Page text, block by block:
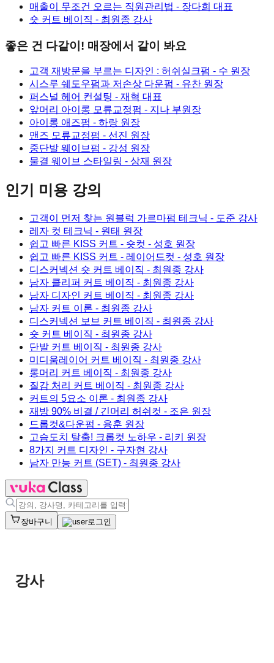
매출이 무조건 오르는 직원관리법 - 장다희 대표
숏 커트 베이직 - 최원종 강사
좋은 건 다같이! 매장에서 같이 봐요
고객 재방문을 부르는 디자인 : 허쉬실크펌 - 수 원장
시스루 쉐도우펌과 저손상 다운펌 - 유찬 원장
퍼스널 헤어 컨설팅 - 재혁 대표
앞머리 아이롱 모류교정펌 - 지나 부원장
아이롱 애즈펌 - 하랑 원장
맨즈 모류교정펌 - 선진 원장
중단발 웨이브펌 - 강성 원장
물결 웨이브 스타일링 - 상재 원장
인기 미용 강의
고객이 먼저 찾는 원블럭 가르마펌 테크닉 - 도준 강사
레자 컷 테크닉 - 원태 원장
쉽고 빠른 KISS 커트 - 숏컷 - 성호 원장
쉽고 빠른 KISS 커트 - 레이어드컷 - 성호 원장
디스커넥션 숏 커트 베이직 - 최원종 강사
남자 클리퍼 커트 베이직 - 최원종 강사
남자 디자인 커트 베이직 - 최원종 강사
남자 커트 이론 - 최원종 강사
디스커넥션 보브 커트 베이직 - 최원종 강사
숏 커트 베이직 - 최원종 강사
단발 커트 베이직 - 최원종 강사
미디움레이어 커트 베이직 - 최원종 강사
롱머리 커트 베이직 - 최원종 강사
질감 처리 커트 베이직 - 최원종 강사
커트의 5요소 이론 - 최원종 강사
재방 90% 비결 / 긴머리 허쉬컷 - 조은 원장
드롭컷&다운펌 - 용훈 원장
고슴도치 탈출! 크롭컷 노하우 - 리키 원장
8가지 커트 디자인 - 구자현 강사
남자 만능 커트 (SET) - 최원종 강사
장바구니 로그인
강사